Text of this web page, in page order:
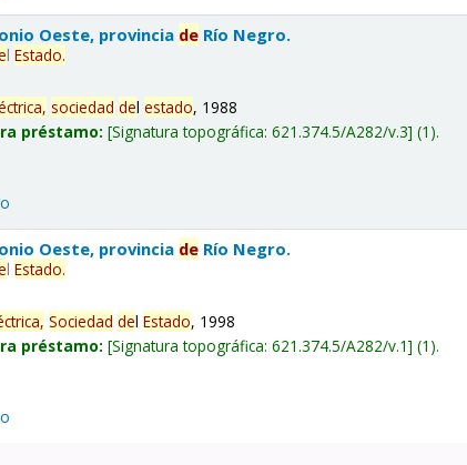
Oeste, provincia de Río Negro.
lEstado.
sociedad delestado, 1988
préstamo: Signatura topográfica:621.374.5/A282/v.3 (1).
Oeste, provincia de Río Negro.
lEstado.
Sociedad delEstado, 1998
préstamo: Signatura topográfica:621.374.5/A282/v.1 (1).